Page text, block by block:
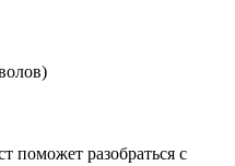
поможет разобраться с